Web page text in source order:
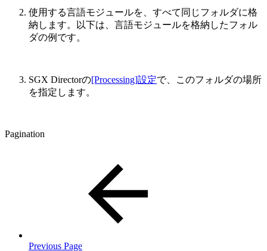
使用する言語モジュールを、すべて同じフォルダに格
納します。以下は、言語モジュールを格納したフォル
ダの例です。
SGX Directorの[Processing]設定で、このフォルダの場所
を指定します。
Pagination
Previous Page